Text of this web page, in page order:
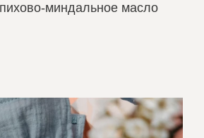
миндальное масло